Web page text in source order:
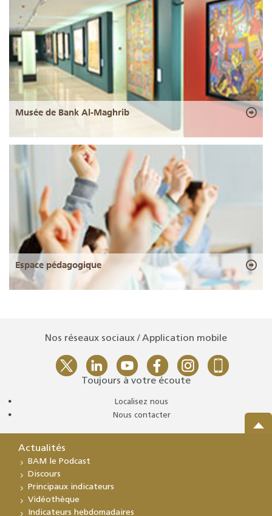
Musée de Bank Al-Maghrib
Espace pédagogique
Nos réseaux sociaux / Application mobile
Toujours à votre écoute
Localisez nous
Nous contacter
Actualités
BAM le Podcast
Discours
Principaux indicateurs
Vidéothèque
Indicateurs hebdomadaires